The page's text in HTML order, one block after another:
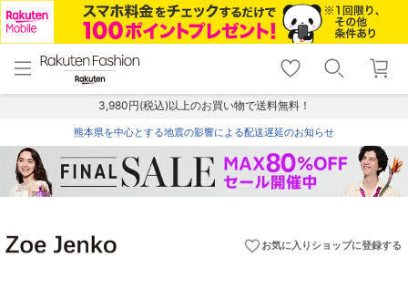
menu home
トップ
shopping_cart lock_outline
ログイン
3,980円(税込)以上のお買い物で送料無料！
熊本県を中心とする地震の影響による配送遅延のお知らせ
favorite_borderお気に入りショップに登録する